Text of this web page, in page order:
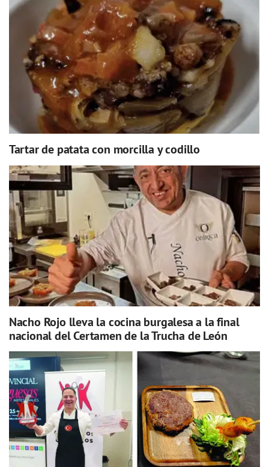
Tartar de patata con morcilla y codillo
Nacho Rojo lleva la cocina burgalesa a la final
nacional del Certamen de la Trucha de León